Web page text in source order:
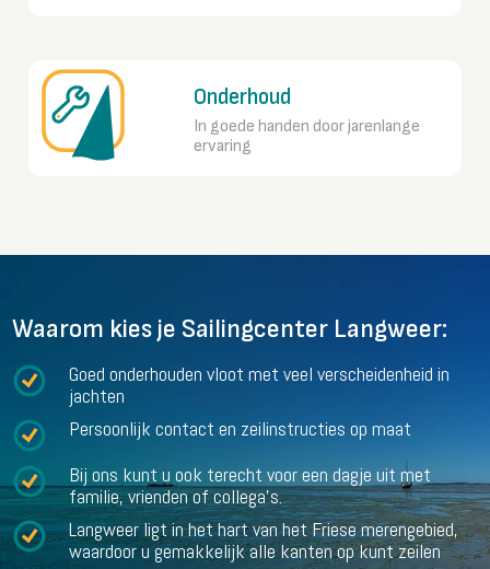
Onderhoud
In goede handen door jarenlange
ervaring
Waarom kies je Sailingcenter Langweer:
Goed onderhouden vloot met veel verscheidenheid in
jachten
Persoonlijk contact en zeilinstructies op maat
Bij ons kunt u ook terecht voor een dagje uit met
familie, vrienden of collega’s.
Langweer ligt in het hart van het Friese merengebied,
waardoor u gemakkelijk alle kanten op kunt zeilen